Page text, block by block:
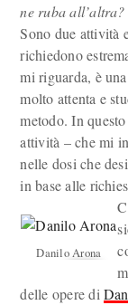
ne ruba all’altra?
Sono due attività
richiedono
mi riguarda, è
molto attenta e
metodo. In
attività – che mi
nelle dosi che
in base alle
Danilo Arona
delle opere di